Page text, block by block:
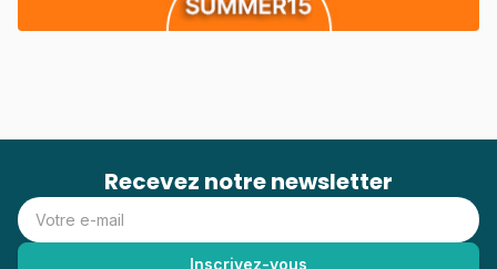
Recevez notre newsletter